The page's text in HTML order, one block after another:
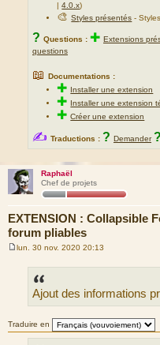
|4.0.x)
🎨Styles présentés -
? Questions : ✚ Extensions
questions
📖 Documentations :
✚ Installer une extension
✚ Installer une extension
✚Créer une extension
✍ Traductions : ? Demander ?
Raphaël
Chef de projets
EXTENSION : Collapsible
forum pliables
lun. 30 nov. 2020 20:13
Ajout des informations
Traduire en